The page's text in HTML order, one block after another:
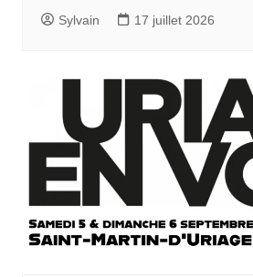
Sylvain 17 juillet 2026